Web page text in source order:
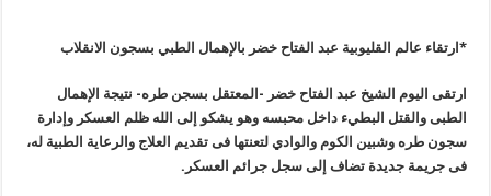
*ارتقاء عالم القليوبية عبد الفتاح خضر بالإهمال الطبي بسجون الانقلاب
ارتقى اليوم الشيخ عبد الفتاح خضر -المعتقل بسجن طره- نتيجة الإهمال
الطبى والقتل البطيء داخل محبسه وهو يشكو إلى الله ظلم العسكر وإدارة
سجون طره وشبين الكوم والوادي لتعنتها فى تقديم العلاج والرعاية الطبية له،
فى جريمة جديدة تضاف إلى سجل جرائم العسكر .